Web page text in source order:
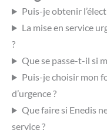
secteur de l'énergie
Optima Energie depuis
réglementations
mutation. Son
mots pour proposer
pensés pour
l'optimisation de leur